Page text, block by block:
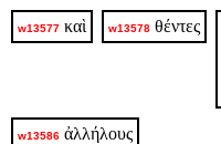
w13577 καὶ w13578 θέντες
w13586 ἀλλήλους